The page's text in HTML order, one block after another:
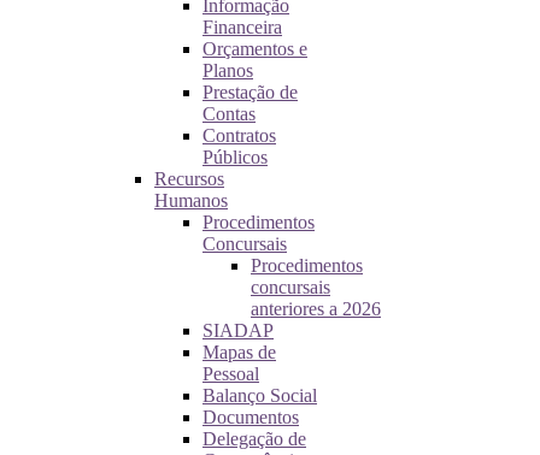
Informação
Financeira
Orçamentos e
Planos
Prestação de
Contas
Contratos
Públicos
Recursos
Humanos
Procedimentos
Concursais
Procedimentos
concursais
anteriores a 2026
SIADAP
Mapas de
Pessoal
Balanço Social
Documentos
Delegação de